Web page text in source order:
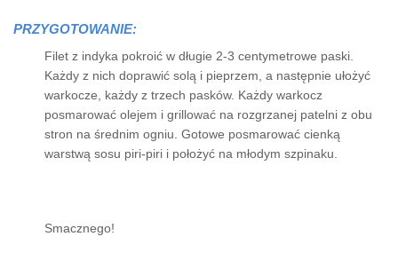
PRZYGOTOWANIE:
Filet z indyka pokroić w długie 2-3 centymetrowe paski.
Każdy z nich doprawić solą i pieprzem, a następnie ułożyć
warkocze, każdy z trzech pasków. Każdy warkocz
posmarować olejem i grillować na rozgrzanej patelni z obu
stron na średnim ogniu. Gotowe posmarować cienką
warstwą sosu piri-piri i położyć na młodym szpinaku.
Smacznego!